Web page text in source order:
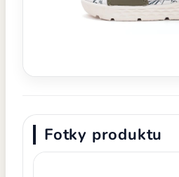
Fotky produktu